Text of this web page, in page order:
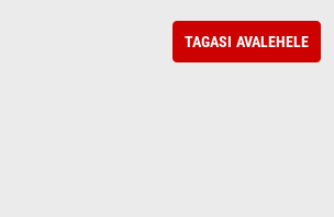
TAGASI AVALEHELE